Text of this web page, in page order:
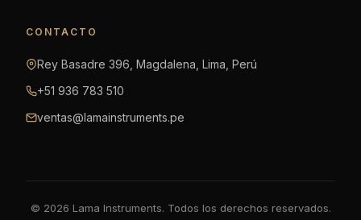
CONTACTO
Rey Basadre 396, Magdalena, Lima, Perú
+51 936 783 510
ventas@lamainstruments.pe
© 2026 Lama Instruments. Todos los derechos reservados.